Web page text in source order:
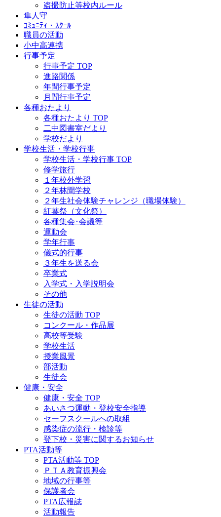
盗撮防止等校内ルール
隼人守
ｺﾐｭﾆﾃｨ・ｽｸｰﾙ
職員の活動
小中高連携
行事予定
行事予定 TOP
進路関係
年間行事予定
月間行事予定
各種おたより
各種おたより TOP
二中図書室だより
学校だより
学校生活・学校行事
学校生活・学校行事 TOP
修学旅行
１年校外学習
２年林間学校
２年生社会体験チャレンジ（職場体験）
紅葉祭（文化祭）
各種集会･会議等
運動会
学年行事
儀式的行事
３年生を送る会
卒業式
入学式・入学説明会
その他
生徒の活動
生徒の活動 TOP
コンクール・作品展
高校等受験
学校生活
授業風景
部活動
生徒会
健康・安全
健康・安全 TOP
あいさつ運動・登校安全指導
セーフスクールへの取組
感染症の流行・検診等
登下校・災害に関するお知らせ
PTA活動等
PTA活動等 TOP
ＰＴＡ教育振興会
地域の行事等
保護者会
PTA広報誌
活動報告